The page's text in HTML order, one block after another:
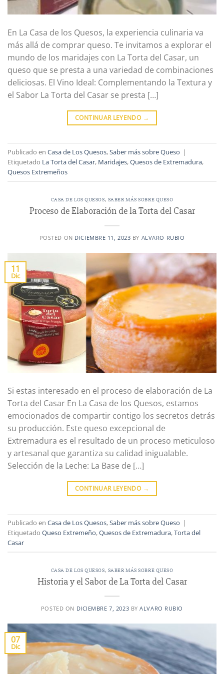
En La Casa de los Quesos, la experiencia culinaria va
más allá de comprar queso. Te invitamos a explorar el
mundo de los maridajes con La Torta del Casar, un
queso que se presta a una variedad de combinaciones
deliciosas. El Vino Ideal: Complementando la Textura y
el Sabor La Torta del Casar se presta […]
CONTINUAR LEYENDO →
Publicado en Casa de Los Quesos,Saber más sobre Queso |
Etiquetado La Torta del Casar, Maridajes,Quesos de Extremadura,
Quesos Extremeños
CASA DE LOS QUESOS, SABER MÁS SOBRE QUESO
Proceso de Elaboración de la Torta del Casar
POSTED ON DICIEMBRE 11, 2023 BY ALVARO RUBIO
11
Dic
Si estas interesado en el proceso de elaboración de La
Torta del Casar En La Casa de los Quesos, estamos
emocionados de compartir contigo los secretos detrás
su producción. Este queso excepcional de
Extremadura es el resultado de un proceso meticuloso
y artesanal que garantiza su calidad inigualable.
Selección de la Leche: La Base de […]
CONTINUAR LEYENDO →
Publicado en Casa de Los Quesos,Saber más sobre Queso |
Etiquetado Queso Extremeño,Quesos de Extremadura,Torta del
Casar
CASA DE LOS QUESOS, SABER MÁS SOBRE QUESO
Historia y el Sabor de La Torta del Casar
POSTED ON DICIEMBRE 7, 2023 BYALVARO RUBIO
07
Dic